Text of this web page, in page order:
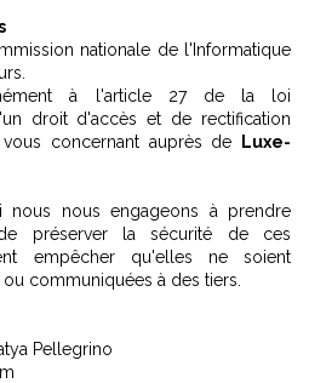
nationale de l'Informatique
à l'article 27 de la loi
droit d'accès et de rectification
concernant auprès de
Luxe-
nous nous engageons à prendre
préserver la sécurité de ces
empêcher qu'elles ne soient
communiquées à des tiers.
Pellegrino